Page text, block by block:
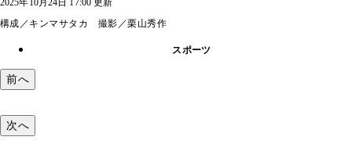
構成／キンマサタカ 撮影／栗山秀作
スポーツ
前へ
次へ